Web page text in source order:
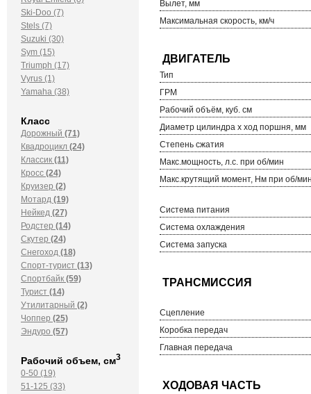
Ski-Doo (7)
Stels (7)
Suzuki (30)
Sym (15)
Triumph (17)
Vyrus (1)
Yamaha (38)
Класс
Дорожный (71)
Квадроцикл (24)
Классик (11)
Кросс (24)
Круизер (2)
Мотард (19)
Нейкед (27)
Родстер (14)
Скутер (24)
Снегоход (18)
Спорт-турист (13)
Спортбайк (59)
Турист (14)
Утилитарный (2)
Чоппер (25)
Эндуро (57)
Рабочий объем, см3
0-50 (19)
51-125 (33)
Вылет, мм
Максимальная скорость, км/ч
Тип
ГРМ
Рабочий объём, куб. см
Диаметр цилиндра х ход поршня, мм
Степень сжатия
Макс.мощность, л.с. при об/мин
Макс.крутящий момент, Нм при об/
Система питания
Система охлаждения
Система запуска
Сцепление
Коробка передач
Главная передача